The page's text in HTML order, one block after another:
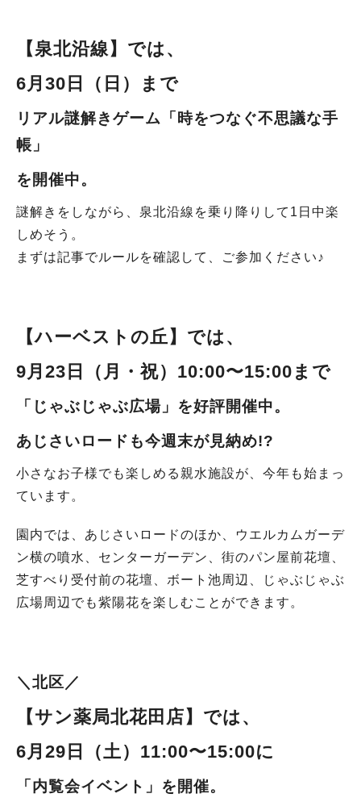
【泉北沿線】では、
6月30日（日）まで
リアル謎解きゲーム「時をつなぐ不思議な手
帳」
を開催中。
謎解きをしながら、泉北沿線を乗り降りして1日中楽
しめそう。
まずは記事でルールを確認して、ご参加ください♪
【ハーベストの丘】では、
9月23日
（月・祝） 10:00〜15:00まで
「じゃぶじゃぶ広場」を好評開催中。
あじさいロードも今週末が見納め!?
小さなお子様でも楽しめる親水施設が、今年も始まっ
ています。
園内では、あじさいロードのほか、ウエルカムガーデ
ン横の噴水、センターガーデン、街のパン屋前花壇、
芝すべり受付前の花壇、ボート池周辺、じゃぶじゃぶ
広場周辺でも紫陽花を楽しむことができます。
＼北区／
【サン薬局北花田店】では、
6月29日（土）11:00〜15:00に
「内覧会イベント」 を開催。